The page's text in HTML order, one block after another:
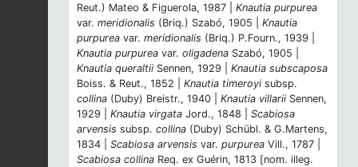
Reut.) Mateo & Figuerola, 1987 | Knautia purpurea
var. meridionalis (Briq.) Szabó, 1905 | Knautia
purpurea var. meridionalis (Briq.) P.Fourn., 1939 |
Knautia purpurea var. oligadena Szabó, 1905 |
Knautia queraltii Sennen, 1929 | Knautia subscaposa
Boiss. & Reut., 1852 | Knautia timeroyi subsp.
collina (Duby) Breistr., 1940 | Knautia villarii Sennen,
1929 | Knautia virgata Jord., 1848 | Scabiosa
arvensis subsp. collina (Duby) Schübl. & G.Martens,
1834 | Scabiosa arvensis var. purpurea Vill., 1787 |
Scabiosa collina Req. ex Guérin, 1813 [nom. illeg.